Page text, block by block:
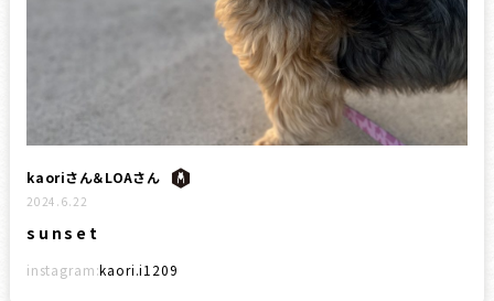
kaoriさん＆LOAさん
2024.6.22
sunset
instagram:kaori.i1209